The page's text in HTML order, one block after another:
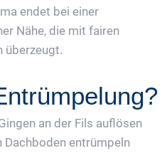
endet bei einer
Nähe, die mit fairen
überzeugt.
an der Fils auflösen
entrümpeln